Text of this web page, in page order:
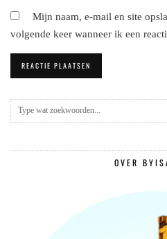
Mijn naam, e-mail en site
volgende keer wanneer ik een
OVER